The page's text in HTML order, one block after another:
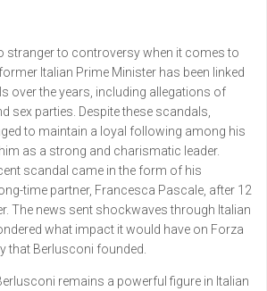
stranger to controversy when it comes to
Italian Prime Minister has been linked
over the years, including allegations of
sex parties. Despite these scandals,
to maintain a loyal following among his
as a strong and charismatic leader.
scandal came in the form of his
time partner, Francesca Pascale, after 12
The news sent shockwaves through Italian
what impact it would have on Forza
that Berlusconi founded.
remains a powerful figure in Italian